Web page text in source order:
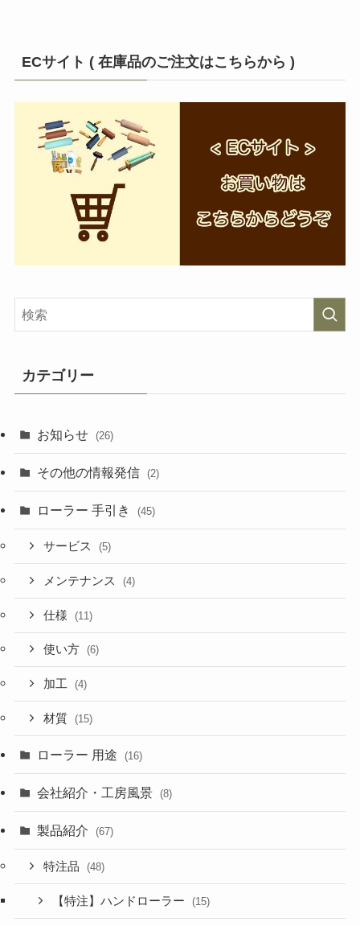
ECサイト ( 在庫品のご注文はこちらから )
カテゴリー
お知らせ (26)
その他の情報発信 (2)
ローラー 手引き (45)
サービス (5)
メンテナンス (4)
仕様 (11)
使い方 (6)
加工 (4)
材質 (15)
ローラー 用途 (16)
会社紹介・工房風景 (8)
製品紹介 (67)
特注品 (48)
【特注】ハンドローラー (15)